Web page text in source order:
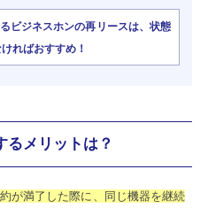
ビジネスホンの再リースは、状態
ればおすすめ！
るメリットは？
が満了した際に、同じ機器を継続